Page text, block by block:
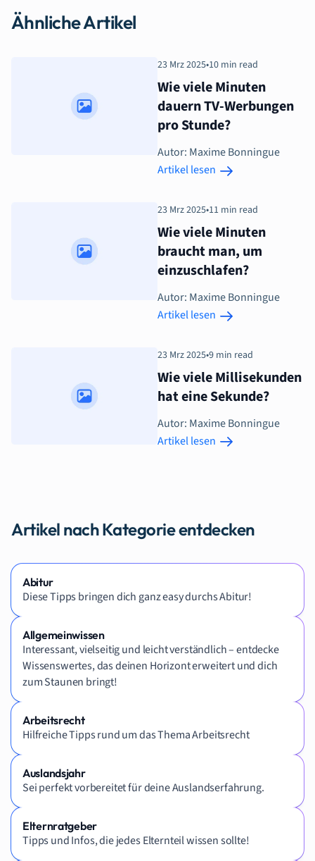
Ähnliche Artikel
23 Mrz 2025•10 min read
Wie viele Minuten
dauern TV-Werbungen
pro Stunde?
Autor: Maxime Bonningue
Artikel lesen
23 Mrz 2025•11 min read
Wie viele Minuten
braucht man, um
einzuschlafen?
Autor: Maxime Bonningue
Artikel lesen
23 Mrz 2025•9 min read
Wie viele Millisekunden
hat eine Sekunde?
Autor: Maxime Bonningue
Artikel lesen
Artikel nach Kategorie entdecken
Abitur
Diese Tipps bringen dich ganz easy durchs Abitur!
Allgemeinwissen
Interessant, vielseitig und leicht verständlich – entdecke
Wissenswertes, das deinen Horizont erweitert und dich
zum Staunen bringt!
Arbeitsrecht
Hilfreiche Tipps rund um das Thema Arbeitsrecht
Auslandsjahr
Sei perfekt vorbereitet für deine Auslandserfahrung.
Elternratgeber
Tipps und Infos, die jedes Elternteil wissen sollte!